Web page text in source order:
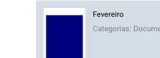
Fevereiro
Categorias: